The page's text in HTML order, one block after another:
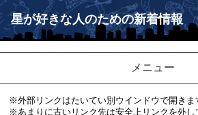
星が好きな人のための新着情報
メニュー
※外部リンクはたいてい別ウインドウで開きま
※あまりに古いリンク先は安全上リンクを外し